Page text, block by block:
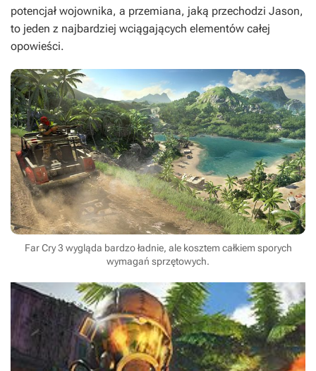
potencjał wojownika, a przemiana, jaką przechodzi Jason,
to jeden z najbardziej wciągających elementów całej
opowieści.
Far Cry 3 wygląda bardzo ładnie, ale kosztem całkiem sporych
wymagań sprzętowych.